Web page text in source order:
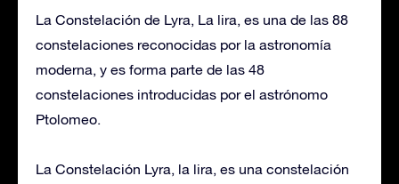
La Constelación de Lyra, La lira, es una de las 88
constelaciones reconocidas por la astronomía
moderna, y es forma parte de las 48
constelaciones introducidas por el astrónomo
Ptolomeo.
La Constelación Lyra, la lira, es una constelación